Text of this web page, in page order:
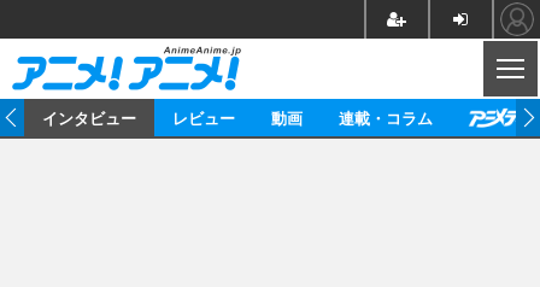
インタビュー レビュー 動画 連載・コラム